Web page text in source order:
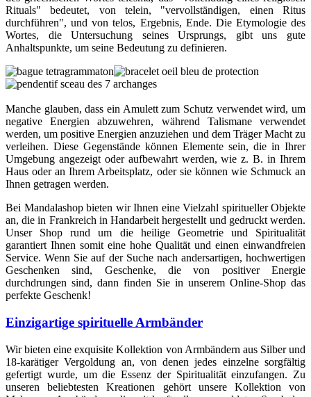
Rituals" bedeutet, von telein, "vervollständigen, einen Ritus
durchführen", und von telos, Ergebnis, Ende. Die Etymologie des
Wortes, die Untersuchung seines Ursprungs, gibt uns gute
Anhaltspunkte, um seine Bedeutung zu definieren.
Manche glauben, dass ein Amulett zum Schutz verwendet wird, um
negative Energien abzuwehren, während Talismane verwendet
werden, um positive Energien anzuziehen und dem Träger Macht zu
verleihen. Diese Gegenstände können Elemente sein, die in Ihrer
Umgebung angezeigt oder aufbewahrt werden, wie z. B. in Ihrem
Haus oder an Ihrem Arbeitsplatz, oder sie können wie Schmuck an
Ihnen getragen werden.
Bei Mandalashop bieten wir Ihnen eine Vielzahl spiritueller Objekte
an, die in Frankreich in Handarbeit hergestellt und gedruckt werden.
Unser Shop rund um die heilige Geometrie und Spiritualität
garantiert Ihnen somit eine hohe Qualität und einen einwandfreien
Service. Wenn Sie auf der Suche nach andersartigen, hochwertigen
Geschenken sind, Geschenke, die von positiver Energie
durchdrungen sind, dann finden Sie in unserem Online-Shop das
perfekte Geschenk!
Einzigartige spirituelle Armbänder
Wir bieten eine exquisite Kollektion von Armbändern aus Silber und
18-karätiger Vergoldung an, von denen jedes einzelne sorgfältig
gefertigt wurde, um die Essenz der Spiritualität einzufangen. Zu
unseren beliebtesten Kreationen gehört unsere Kollektion von